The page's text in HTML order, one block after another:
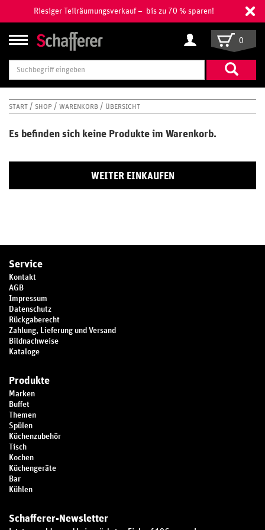
Riesiger Teilräumungsverkauf – bis zu 70 % sparen!
Suchbegriff
eingeben
0
START SHOP WARENKORB ÜBERSICHT
Es befinden sich keine Produkte im Warenkorb.
WEITER EINKAUFEN
Service
Kontakt
AGB
Impressum
Datenschutz
Rückgaberecht
Zahlung, Lieferung und Versand
Bildnachweise
Kataloge
Produkte
Marken
Buffet
Themen
Spülen
Küchenzubehör
Tisch
Kochen
Küchengeräte
Bar
Kühlen
Schafferer-Newsletter